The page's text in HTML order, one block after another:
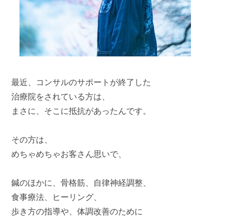
最近、コンサルのサポートが終了した
治療院をされている方は、
まさに、そこに抵抗があったんです。
その方は、
めちゃめちゃお客さん思いで、
鍼のほかに、骨格筋、自律神経調整、
食事療法、ヒーリング、
歩き方の指導や、体調改善のために